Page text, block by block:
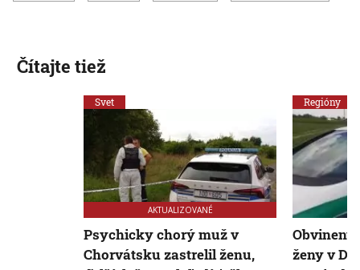
Čítajte tiež
Svet
AKTUALIZOVANÉ
Psychicky chorý muž v
Chorvátsku zastrelil ženu,
Regióny
Obvinený
ženy v